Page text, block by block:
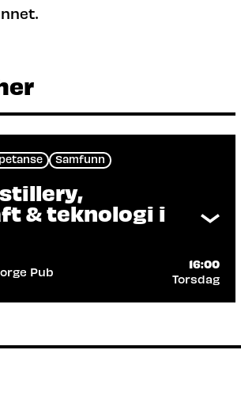
Samfunn
& teknologi i
Pub
16:00
Torsdag
AI og innovasjon er